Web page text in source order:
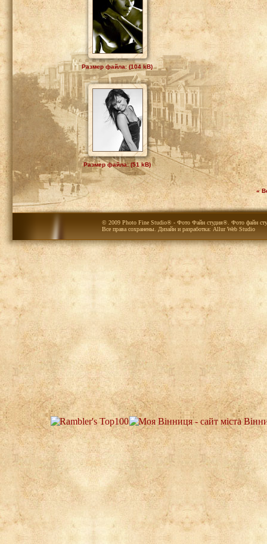
Размер файла: (104 kB)
Размер файла: (51 kB)
«
© 2009 Photo Fine Studio® - Фото Файн студия®. Фото файн
Все права сохранены. Дизайн и разработка: Allur Web Studio